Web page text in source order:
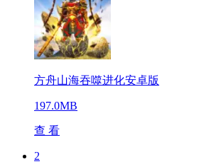
方舟山海吞噬进化安卓版
197.0MB
查 看
2